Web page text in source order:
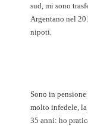
sud, mi sono
Argentano nel
nipoti.
Sono in
molto infedele, la
35 anni: ho